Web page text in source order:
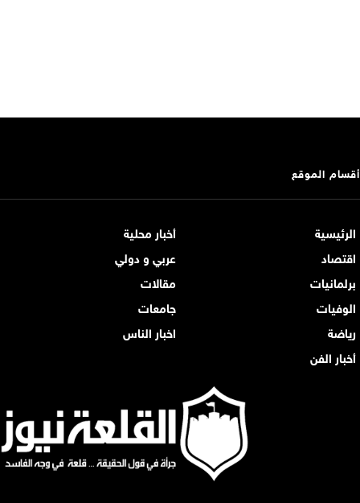
أقسام الموقع
الرئيسية
أخبار محلية
اقتصاد
عربي و دولي
برلمانيات
مقالات
الوفيات
جامعات
رياضة
اخبار الناس
أخبار الفن